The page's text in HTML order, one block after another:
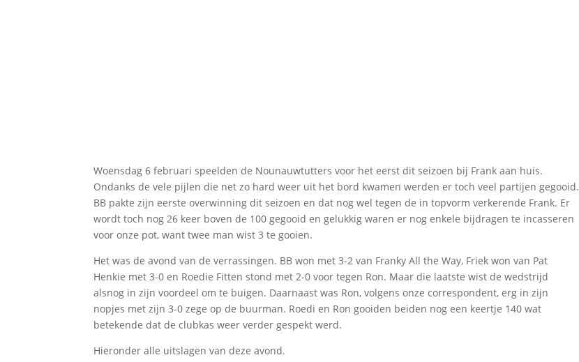
Woensdag 6 februari speelden de Nounauwtutters voor het eerst dit seizoen bij Frank aan huis.
Ondanks de vele pijlen die net zo hard weer uit het bord kwamen werden er toch veel partijen gegooid.
BB pakte zijn eerste overwinning dit seizoen en dat nog wel tegen de in topvorm verkerende Frank. Er
wordt toch nog 26 keer boven de 100 gegooid en gelukkig waren er nog enkele bijdragen te incasseren
voor onze pot, want twee man wist 3 te gooien.
Het was de avond van de verrassingen. BB won met 3-2 van Franky All the Way, Friek won van Pat
Henkie met 3-0 en Roedie Fitten stond met 2-0 voor tegen Ron. Maar die laatste wist de wedstrijd
alsnog in zijn voordeel om te buigen. Daarnaast was Ron, volgens onze correspondent, erg in zijn
nopjes met zijn 3-0 zege op de buurman. Roedi en Ron gooiden beiden nog een keertje 140 wat
betekende dat de clubkas weer verder gespekt werd.
Hieronder alle uitslagen van deze avond.